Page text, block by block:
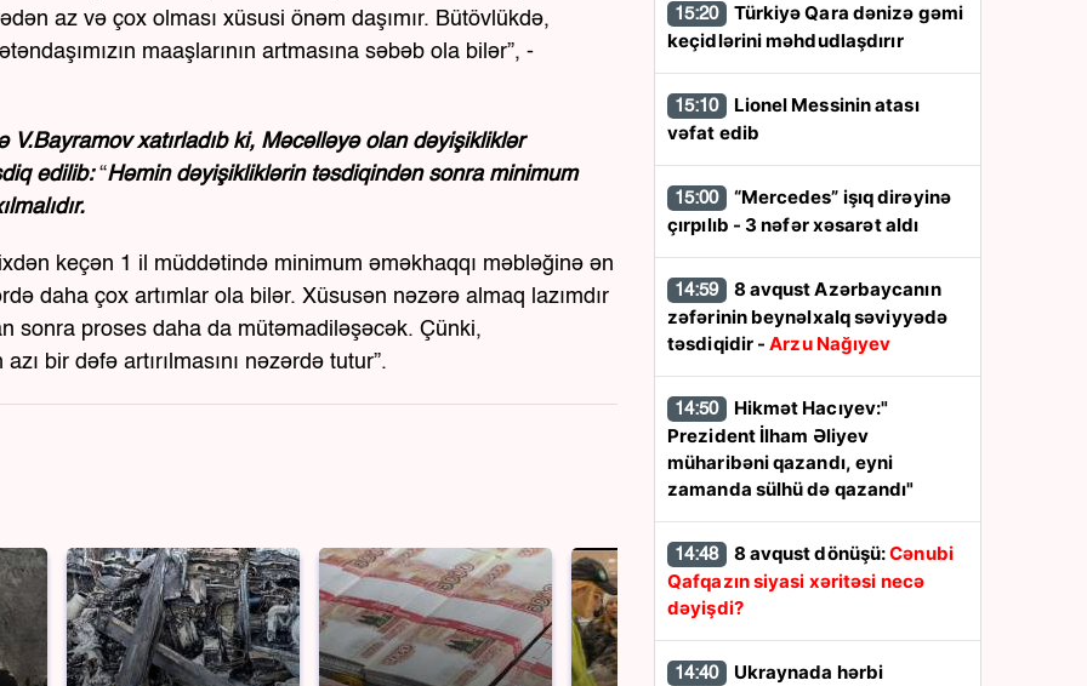
az və çox olması xüsusi önəm daşımır. Bütövlükdə,
maaşlarının artmasına səbəb ola bilər”, -
xatırladıb ki, Məcəlləyə olan dəyişikliklər
edilib:“Həmin dəyişikliklərin təsdiqindən sonra minimum
keçən 1 il müddətində minimum əməkhaqqı məbləğinə ən
daha çox artımlar ola bilər. Xüsusən nəzərə almaq lazımdır
sonra proses daha da mütəmadiləşəcək. Çünki,
bir dəfə artırılmasını nəzərdə tutur”.
15:20
keçidlərini məhdudlaşdırır
15:10
vəfat edib
15:00
çırpılıb - 3 nəfər xəsarət aldı
14:59
zəfərinin beynəlxalq səviyyədə
təsdiqidir -Arzu Nağıyev
14:50
Prezident İlham Əliyev
müharibəni qazandı, eyni
zamanda sülhü də qazandı"
14:48 8 avqust dönüşü:Cənubi
Qafqazın siyasi xəritəsi necə
dəyişdi?
14:40